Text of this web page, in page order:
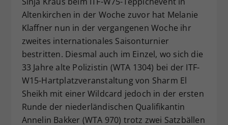
Altenkirchen in der Woche zuvor hat Melanie
Klaffner nun in der vergangenen Woche ihr
zweites internationales Saisonturnier
bestritten. Diesmal auch im Einzel, wo sich die
33 Jahre alte Polizistin (WTA 1304) bei der ITF-
W15-Hartplatzveranstaltung von Sharm El
Sheikh mit einer Wildcard jedoch in der ersten
Runde der niederländischen Qualifikantin
Annelin Bakker (WTA 970) trotz zwei Satzbällen
Zweck
Dieser Wert speichert Ihre Consent-
Einstellungen. Unter anderem eine
zufällig generierte ID, für die
historische Speicherung Ihrer
vorgenommen Einstellungen, falls der
Webseiten-Betreiber dies eingestellt
hat.